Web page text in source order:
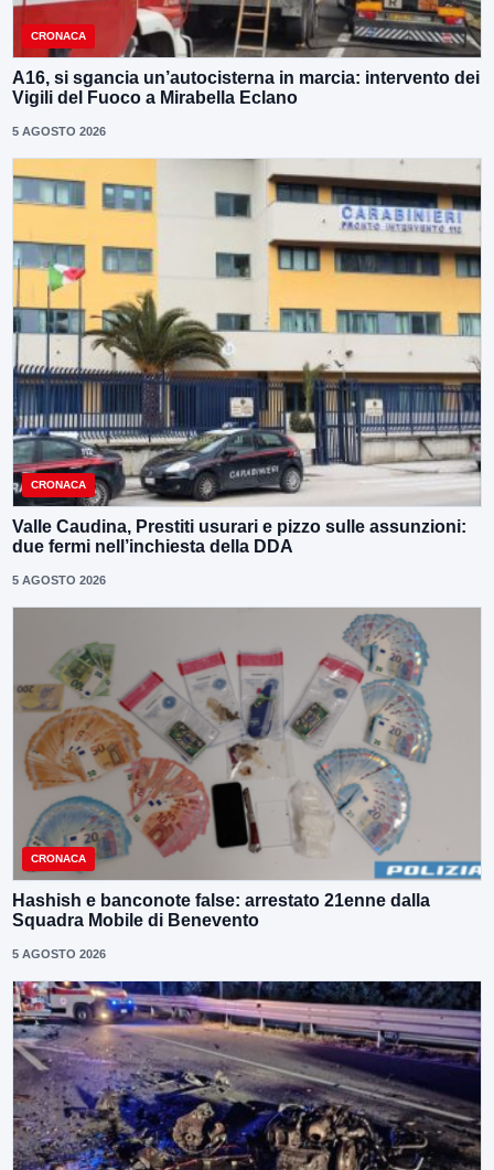
CRONACA
A16, si sgancia un’autocisterna in marcia: intervento dei
Vigili del Fuoco a Mirabella Eclano
5 AGOSTO 2026
CRONACA
Valle Caudina, Prestiti usurari e pizzo sulle assunzioni:
due fermi nell’inchiesta della DDA
5 AGOSTO 2026
CRONACA
Hashish e banconote false: arrestato 21enne dalla
Squadra Mobile di Benevento
5 AGOSTO 2026